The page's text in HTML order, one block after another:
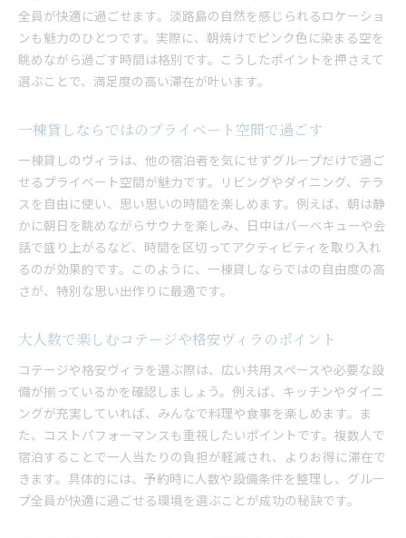
大人数でも安心の設備が揃うヴィラを紹介
バーベキューが盛り上がるヴィラの選び方
格安で広々ヴィラを探すためのポイント
淡路島のヴィラで本格サウナを満喫する方法
海を眺めながら楽しむ淡路島のサウナ体験
大人数でサウナを共有できるヴィラの魅力
サウナ後にバーベキューを満喫する贅沢時間
本格サウナ付きヴィラの選び方と注意点
バーベキューも楽しめる大人数向けヴィラ案内
バーベキュー設備充実の淡路島ヴィラ特集
一棟貸しヴィラで手軽にバーベキューを楽しむ
バーベキューに最適な淡路島のヴィラ選び
格安ヴィラでバーベキューを満喫するコツ
屋外で楽しむバーベキュー付きヴィラの魅力
淡路島の自然と一体感を味わう貸別荘ステイ
淡路島で自然に包まれるヴィラの過ごし方
海や山の景観を楽しむ淡路島ヴィラの魅力
全員が快適に過ごせます。淡路島の自然を感じられるロケーショ
ンも魅力のひとつです。実際に、朝焼けでピンク色に染まる空を
眺めながら過ごす時間は格別です。こうしたポイントを押さえて
選ぶことで、満足度の高い滞在が叶います。
一棟貸しならではのプライベート空間で過ごす
一棟貸しのヴィラは、他の宿泊者を気にせずグループだけで過ご
せるプライベート空間が魅力です。リビングやダイニング、テラ
スを自由に使い、思い思いの時間を楽しめます。例えば、朝は静
かに朝日を眺めながらサウナを楽しみ、日中はバーベキューや会
話で盛り上がるなど、時間を区切ってアクティビティを取り入れ
るのが効果的です。このように、一棟貸しならではの自由度の高
さが、特別な思い出作りに最適です。
大人数で楽しむコテージや格安ヴィラのポイント
コテージや格安ヴィラを選ぶ際は、広い共用スペースや必要な設
備が揃っているかを確認しましょう。例えば、キッチンやダイニ
ングが充実していれば、みんなで料理や食事を楽しめます。ま
た、コストパフォーマンスも重視したいポイントです。複数人で
宿泊することで一人当たりの負担が軽減され、よりお得に滞在で
きます。具体的には、予約時に人数や設備条件を整理し、グルー
プ全員が快適に過ごせる環境を選ぶことが成功の秘訣です。